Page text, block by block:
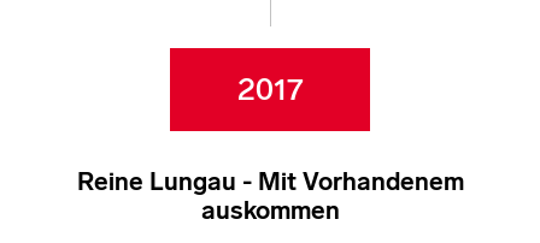
2017
Reine Lungau - Mit Vorhandenem
auskommen